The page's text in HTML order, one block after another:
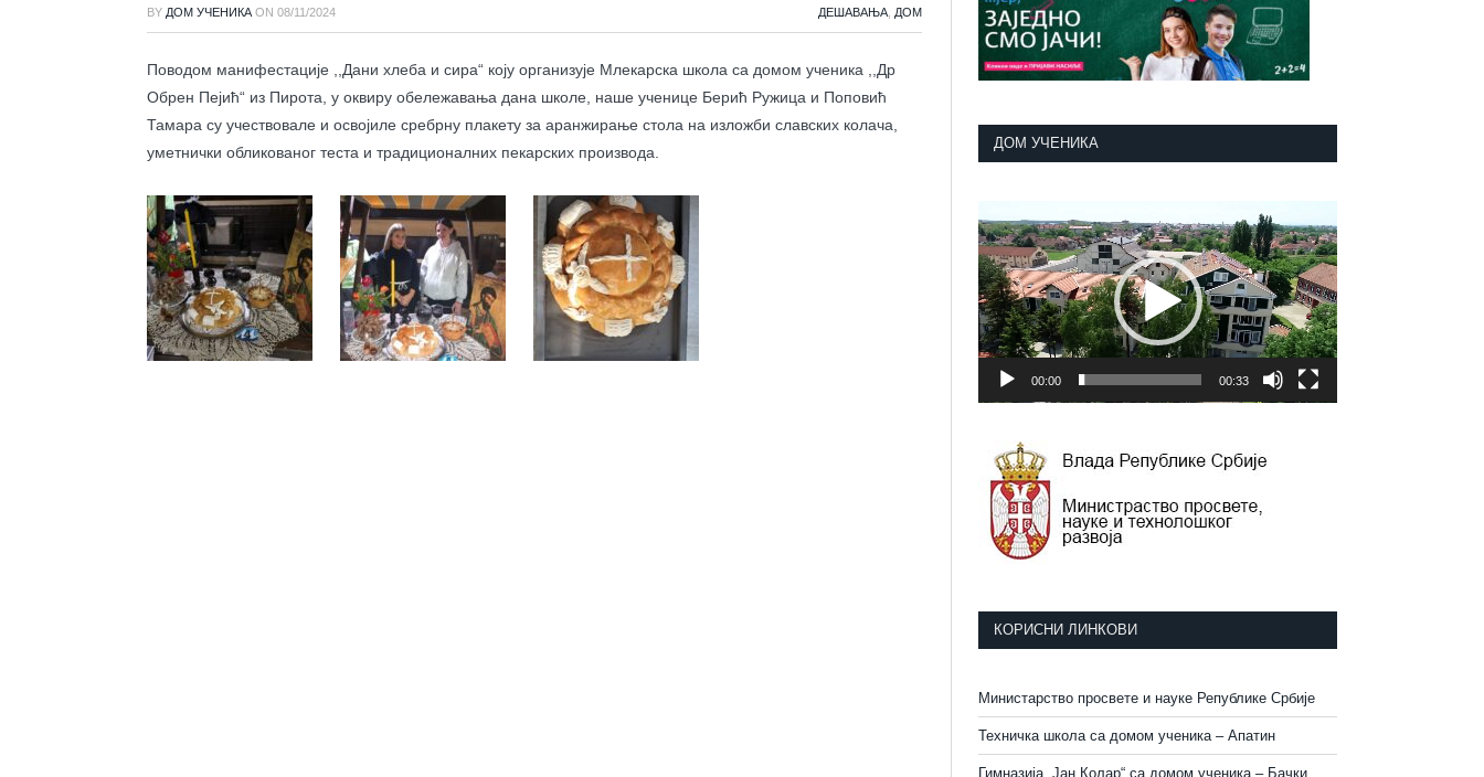
BY ДОМ УЧЕНИКА ON 08/11/2024 ДЕШАВАЊА ДОМ
Поводом манифестације ,,Дани хлеба и сира“ коју организује Млекарска школа са домом ученика ,,Др
Обрен Пејић“ из Пирота, у оквиру обележавања дана школе, наше ученице Берић Ружица и Поповић
Тамара су учествовале и освојиле сребрну плакету за аранжирање стола на изложби славских колача,
уметнички обликованог теста и традиционалних пекарских производа.
ДОМ УЧЕНИКА
видео
записа
00:00 00:33
КОРИСНИ ЛИНКОВИ
Министарство просвете и науке Републике Србије
Техничка школа са домом ученика – Апатин
Гимназија „Јан Колар“ са домом ученика – Бачки